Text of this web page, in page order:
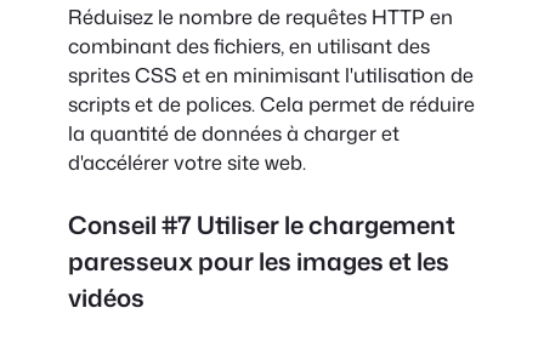
Réduisez le nombre de requêtes HTTP en
combinant des fichiers, en utilisant des
sprites CSS et en minimisant l'utilisation de
scripts et de polices. Cela permet de réduire
la quantité de données à charger et
d'accélérer votre site web.
Conseil #7 Utiliser le chargement
paresseux pour les images et les
vidéos